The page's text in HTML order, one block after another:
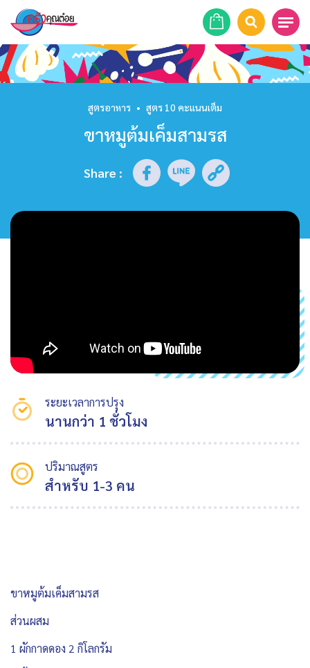
หน้าแรก
รายการย้อนหลัง
สูตรอาหาร • สูตร 10 คะแนนเต็ม
ขาหมูต้มเค็มสามรส
Share :
ระยะเวลาการปรุง
นานกว่า 1 ชั่วโมง
ปริมาณสูตร
สำหรับ 1-3 คน
ขาหมูต้มเค็มสามรส
ส่วนผสม
1 ผักกาดดอง 2 กิโลกรัม